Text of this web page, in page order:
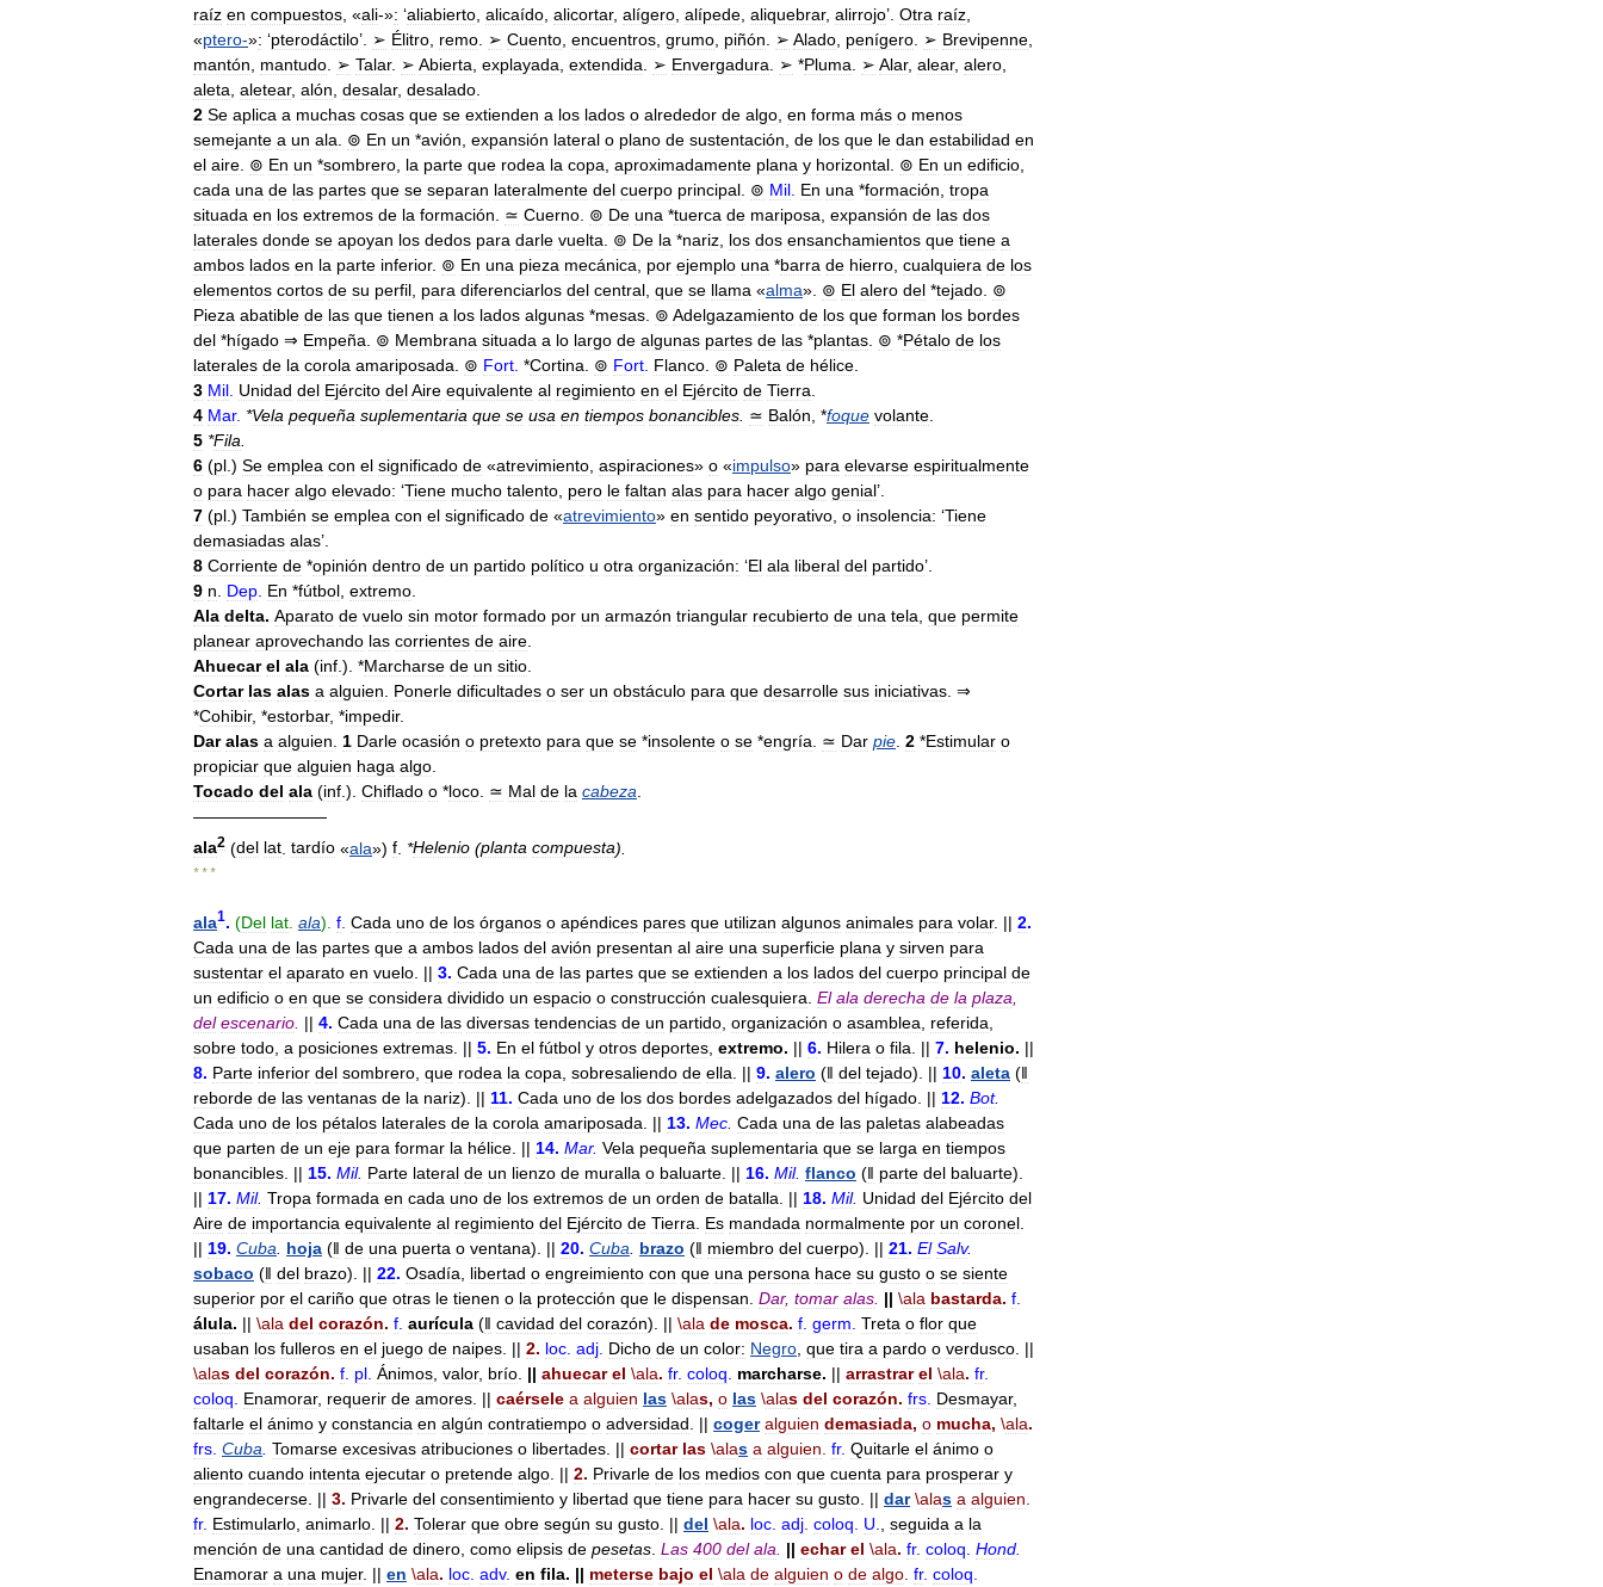
raíz en compuestos , «ali-»: ‘aliabierto alicaído alicortar, alígero alípede aliquebrar, alirrojo’. Otra raíz
«ptero-»: ‘pterodáctilo’. ➢ Élitro remo ➢ Cuento encuentros grumo piñón ➢ Alado penígero ➢ Brevipenne
mantón
mantudo ➢ Talar. ➢ Abierta explayada extendida ➢ Envergadura ➢ *Pluma ➢ Alar, alear, alero
aleta aletear, alón desalar, desalado
2 Se aplica a muchas cosas que se extienden a los lados o alrededor de algo en forma más o menos
semejante a un ala ⊚ En un *avión expansión lateral o plano de sustentación de los que le dan estabilidad en
el aire ⊚ En un *sombrero la parte que rodea la copa aproximadamente plana y horizontal ⊚ En un edificio
cada una de las partes que se separan lateralmente del cuerpo principal ⊚ Mil En una *formación tropa
situada en los extremos de la formación ≃ Cuerno ⊚ De una *tuerca de mariposa expansión de las dos
laterales donde se apoyan los dedos para darle vuelta ⊚ De la *nariz los dos ensanchamientos que tiene a
ambos lados en la parte inferior. ⊚ En una pieza mecánica por ejemplo una *barra de hierro cualquiera de los
elementos cortos de su perfil para diferenciarlos del central que se llama «alma». ⊚ El alero del *tejado ⊚
Pieza abatible de las que tienen a los lados algunas *mesas ⊚ Adelgazamiento de los que forman los bordes
del *hígado ⇒ Empeña ⊚ Membrana situada a lo largo de algunas partes de las *plantas ⊚ *Pétalo de los
laterales de la corola amariposada ⊚ Fort *Cortina ⊚ Fort Flanco ⊚ Paleta de hélice
3 Mil Unidad del Ejército delAire equivalente al regimiento en el Ejército de Tierra
4 Mar. *Vela pequeña suplementaria que se usa en tiempos bonancibles ≃ Balón , *foque volante
5 *Fila
6 (pl .) Se emplea con el significado de «atrevimiento aspiraciones» o «impulso» para elevarse espiritualmente
o para hacer algo elevado: ‘Tiene mucho talento pero le faltan alas para hacer algo genial’.
7 (pl .) También se emplea con el significado de «atrevimiento» en sentido peyorativo o insolencia: ‘Tiene
demasiadas alas’.
8 Corriente de *opinión dentro de un partido político u otra organización: ‘El ala liberal del partido’.
9 n Dep En *fútbol extremo
Ala delta. Aparato de vuelo sin motor formado por un armazón triangular recubierto de una tela que permite
planear aprovechando las corrientes de aire
Ahuecar el ala (inf .). *Marcharse de un sitio
Cortar las alas a alguien Ponerle dificultades o ser un obstáculo para que desarrolle sus iniciativas . ⇒
*Cohibir, *estorbar, *impedir.
Dar alas a alguien 1 Darle ocasión o pretexto para que se *insolente o se *engría ≃ Dar pie 2 *Estimular o
propiciar que alguien haga algo
Tocado del ala (inf .). Chiflado o *loco ≃ Mal de la cabeza
————————
ala2 (del lat tardío «ala») f *Helenio (planta compuesta).
* * *
ala1. (Del lat ala). f Cada uno de los órganos o apéndices pares que utilizan algunos animales para volar. || 2.
Cada una de las partes que a ambos lados del avión presentan al aire una superficie plana y sirven para
sustentar el aparato en vuelo . || 3. Cada una de las partes que se extienden a los lados del cuerpo principal de
un edificio o en que se considera dividido un espacio o construcción cualesquiera El ala derecha de la plaza
del escenario || 4. Cada una de las diversas tendencias de un partido organización o asamblea referida
sobre todo a posiciones extremas . || 5. En el fútbol y otros deportes extremo. || 6. Hilera o fila . || 7. helenio. ||
8. Parte inferior del sombrero que rodea la copa sobresaliendo de ella . || 9. alero (ǁ del tejado). || 10. aleta (ǁ
reborde de las ventanas de la nariz). || 11. Cada uno de los dos bordes adelgazados del hígado . || 12. Bot.
Cada uno de los pétalos laterales de la corola amariposada . || 13. Mec Cada una de las paletas alabeadas
que parten de un eje para formar la hélice . || 14. Mar. Vela pequeña suplementaria que se larga en tiempos
bonancibles . || 15. Mil. Parte lateral de un lienzo de muralla o baluarte . || 16. Mil. flanco (ǁ parte del baluarte).
|| 17. Mil. Tropa formada en cada uno de los extremos de un orden de batalla . || 18. Mil. Unidad del Ejército del
Aire de importancia equivalente al regimiento del Ejército de Tierra Es mandada normalmente por un coronel
|| 19. Cuba hoja (ǁ de una puerta o ventana). || 20. Cuba brazo (ǁ miembro del cuerpo). || 21. El Salv.
sobaco (ǁ del brazo). || 22. Osadía libertad o engreimiento con que una persona hace su gusto o se siente
superior por el cariño que otras le tienen o la protección que le dispensan Dar, tomar alas || \ala bastarda. f
álula. || \ala del corazón. f aurícula (ǁ cavidad del corazón). || \ala de mosca. f germ Treta o flor que
usaban los fulleros en el juego de naipes . || 2. loc adj Dicho de un color: Negro que tira a pardo o verdusco . ||
\alas del corazón. f pl Ánimos valor, brío || ahuecar el \ala. fr. coloq marcharse. || arrastrar el \ala. fr.
coloq
Enamorar, requerir de amores . || caérsele a alguien las \alas, o las \alas del corazón. frs Desmayar,
faltarle el ánimo y constancia en algún contratiempo o adversidad . || coger alguien demasiada, o mucha, \ala.
frs Cuba Tomarse excesivas atribuciones o libertades . || cortar las \alas a alguien fr. Quitarle el ánimo o
aliento cuando intenta ejecutar o pretende algo . || 2. Privarle de los medios con que cuenta para prosperar y
engrandecerse . || 3. Privarle del consentimiento y libertad que tiene para hacer su gusto . || dar \alas a alguien
fr. Estimularlo animarlo . || 2. Tolerar que obre según su gusto . || del \ala. loc adj coloq U seguida a la
mención de una cantidad de dinero como elipsis de pesetas Las 400 del ala || echar el \ala. fr. coloq Hond
Enamorar a una mujer. || en \ala. loc adv. en fila. || meterse bajo el \ala de alguien o de algo fr. coloq